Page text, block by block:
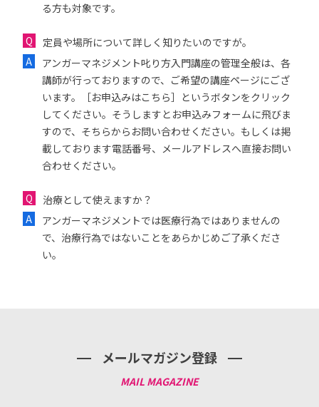
る方も対象です。
定員や場所について詳しく知りたいのですが。
アンガーマネジメント叱り方入門講座の管理全般は、各
講師が行っておりますので、ご希望の講座ページにござ
います。［お申込みはこちら］というボタンをクリック
してください。そうしますとお申込みフォームに飛びま
すので、そちらからお問い合わせください。もしくは掲
載しております電話番号、メールアドレスへ直接お問い
合わせください。
治療として使えますか？
アンガーマネジメントでは医療行為ではありませんの
で、治療行為ではないことをあらかじめご了承くださ
い。
メールマガジン登録